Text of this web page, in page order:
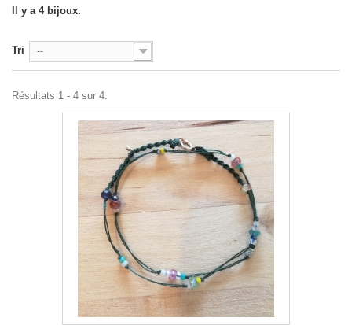
Il y a 4 bijoux.
Tri --
Résultats 1 - 4 sur 4.